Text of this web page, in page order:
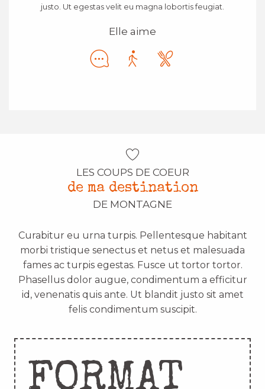
justo. Ut egestas velit eu magna lobortis feugiat.
Elle aime
LES COUPS DE COEUR
de ma destination
DE MONTAGNE
Curabitur eu urna turpis. Pellentesque habitant
morbi tristique senectus et netus et malesuada
fames ac turpis egestas. Fusce ut tortor tortor.
Phasellus dolor augue, condimentum a efficitur
id, venenatis quis ante. Ut blandit justo sit amet
felis condimentum suscipit.